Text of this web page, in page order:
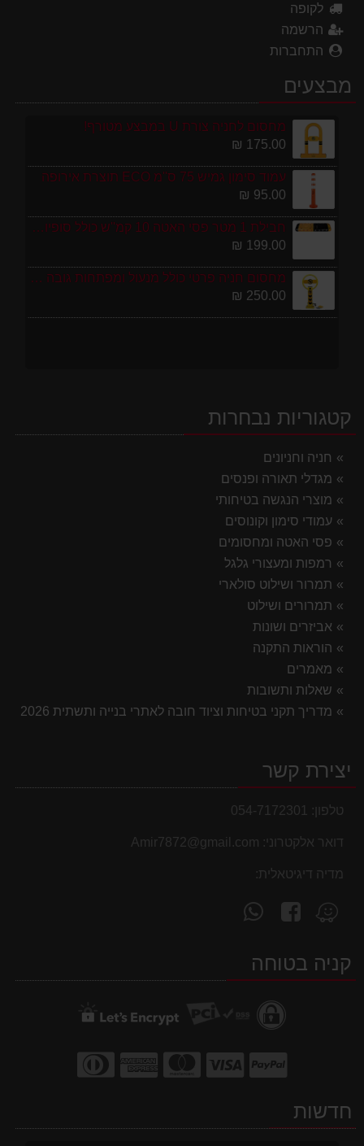
לקופה
הרשמה
התחברות
מבצעים
מחסום לחניה צורת U במבצע מטורף!
175.00 ₪
עמוד סימון גמיש 75 ס''מ ECO תוצרת אירופה
95.00 ₪
חבילת 1 מטר פסי האטה 10 קמ''ש כולל סופיות מפלסטיק
199.00 ₪
מחסום חניה פרטי כולל מנעול ומפתחות גובה 70 ס"מ
250.00 ₪
קטגוריות נבחרות
חניה וחניונים
מגדלי תאורה ופנסים
מוצרי הנגשה בטיחותי
עמודי סימון וקונוסים
פסי האטה ומחסומים
רמפות ומעצורי גלגל
תמרור ושילוט סולארי
תמרורים ושילוט
אביזרים ושונות
הוראות התקנה
מאמרים
שאלות ותשובות
מדריך תקני בטיחות וציוד חובה לאתרי בנייה ותשתית 2026
יצירת קשר
טלפון: 054-7172301
דואר אלקטרוני: Amir7872@gmail.com
מדיה דיגיטאלית:
מצא
אותנו
Waze
עקוב
אחרינו
facebookקניה בטוחה
חדשות